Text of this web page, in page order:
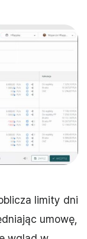
limity dni
umowę,